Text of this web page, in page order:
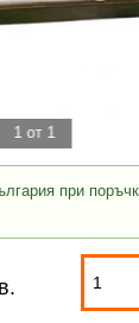
1 от 1
при